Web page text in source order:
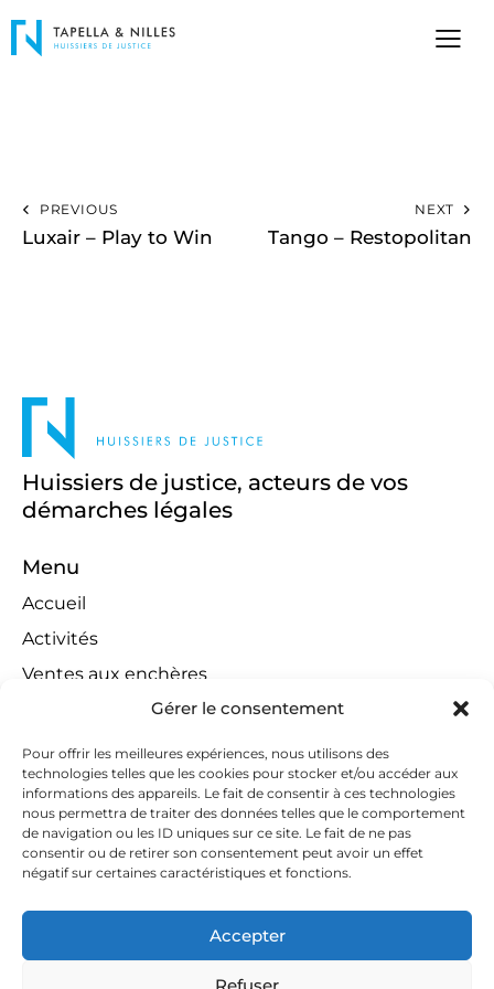
Gérer le consentement
Pour offrir les meilleures expériences, nous utilisons des
technologies telles que les cookies pour stocker et/ou accéder aux
informations des appareils. Le fait de consentir à ces technologies
nous permettra de traiter des données telles que le comportement
de navigation ou les ID uniques sur ce site. Le fait de ne pas
consentir ou de retirer son consentement peut avoir un effet
négatif sur certaines caractéristiques et fonctions.
Accepter
Refuser
PREVIOUS
Luxair – Play to Win
NEXT
Tango – Restopolitan
Huissiers de justice, acteurs de vos
démarches légales
Menu
Accueil
Activités
Ventes aux enchères
Compétences territoriales
Jeux concours
Liens
Contact
Contactez-nous
huissiers@tapella-nilles.lu